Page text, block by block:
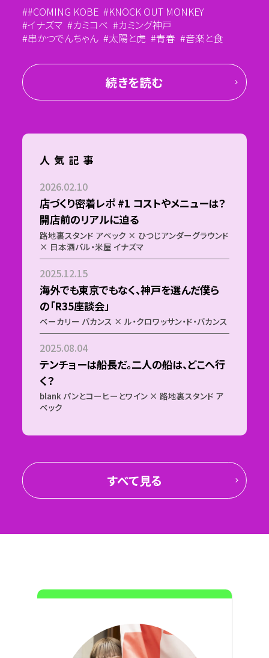
すべて見る
カフェ ジビエ 奈留島 山小屋
続きを読む
バカンス パン作り体験 奈留島 子どもたち
COMINGKOBE イナズマ
カミコベ
カミング神戸
ノクモン 神戸 音楽
飲食
続きを読む
#COMING KOBE
KNOCK OUT MONKEY
イナズマ
カミコベ
カミング神戸
串かつでんちゃん
太陽と虎 青春 音楽と食
続きを読む
家を自ら改装してカフェを […]
イベント カフェ コラボ バカンス
出張
続きを読む
人気記事
2026.02.10
店づくり密着レポ #1 コストやメニューは？
開店前のリアルに迫る
路地裏スタンド アベック × ひつじアンダーグラウンド
× 日本酒バル・米屋 イナズマ
2025.12.15
海外でも東京でもなく、神戸を選んだ僕ら
の「R35座談会」
ベーカリー バカンス × ル・クロワッサン・ド・バカンス
2025.08.04
テンチョーは船長だ。二人の船は、どこへ行
く？
blank パンとコーヒーとワイン × 路地裏スタンド ア
ベック